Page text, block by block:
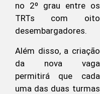
no 2º grau entre os
TRTs com oito
desembargadores.
Além disso, a criação
da nova vaga
permitirá que cada
uma das duas turmas